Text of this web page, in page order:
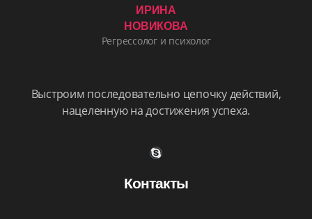
ИРИНА
НОВИКОВА
Регрессолог и психолог
Выстроим последовательно цепочку действий,
нацеленную на достижения успеха.
Контакты